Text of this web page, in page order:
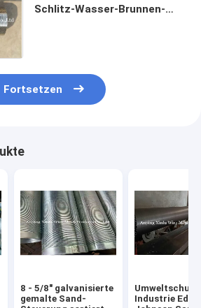
Schlitz-Wasser-Brunnen-
Fortsetzen
8 - 5/8" galvanisierte
gemalte Sand-
Industrie